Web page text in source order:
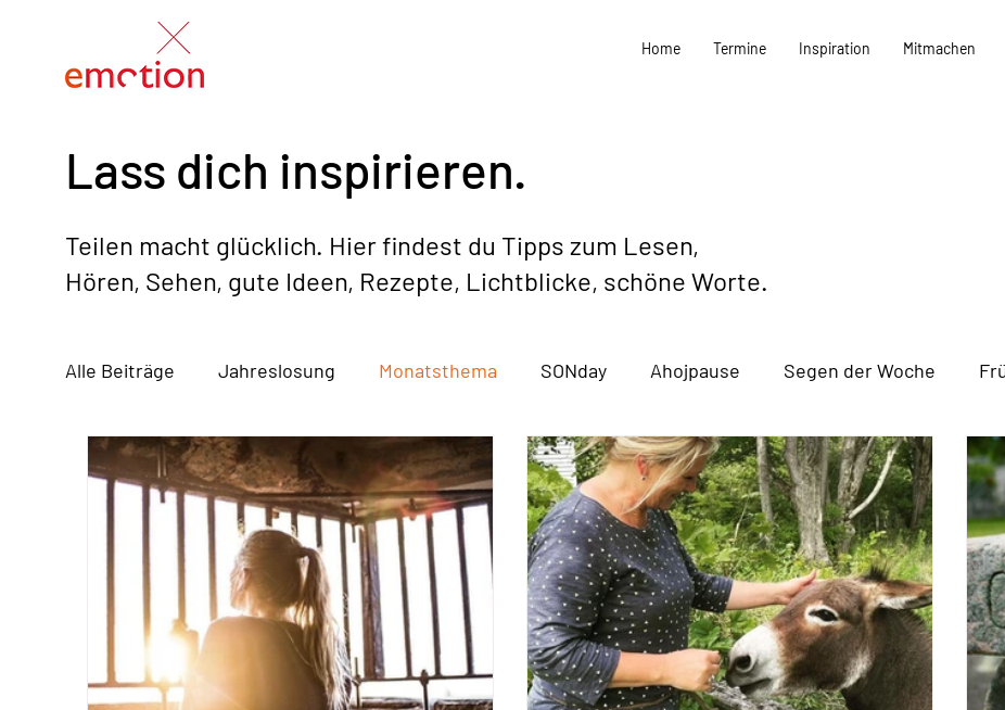
Home Termine Inspiration Mitmachen
Lass dich inspirieren.
Teilen macht glücklich. Hier findest du Tipps zum Lesen,
Hören, Sehen, gute Ideen, Rezepte, Lichtblicke, schöne Worte.
Alle Beiträge Jahreslosung Monatsthema SONday Ahojpause Segen der Woche
Bücher / Musik / Filme / Podcasts Vorstand Termine